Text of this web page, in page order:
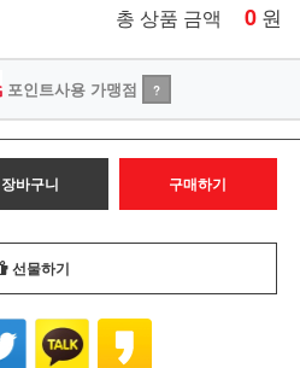
총 상품 금액 0 원
포인트사용 가맹점 ?
장바구니 구매하기
선물하기